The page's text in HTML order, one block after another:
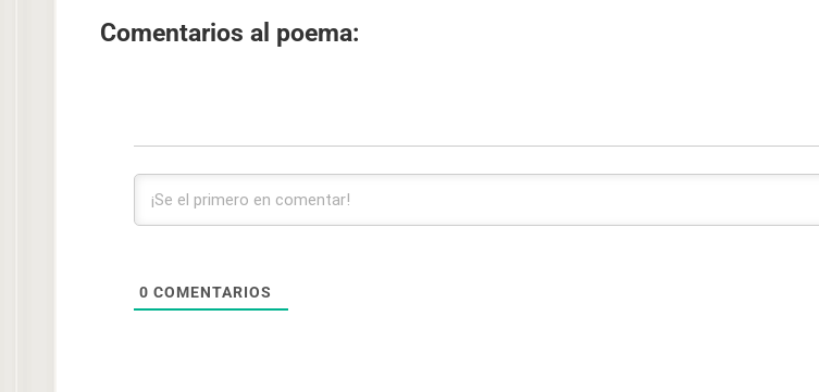
Comentarios al poema:
0 COMENTARIOS